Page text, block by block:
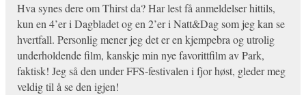
Hva synes dere om Thirst da? Har lest få anmeldelser hittils,
kun en 4’er i Dagbladet og en 2’er i Natt&Dag som jeg kan se
hvertfall. Personlig mener jeg det er en kjempebra og utrolig
underholdende film, kanskje min nye favorittfilm av Park,
faktisk! Jeg så den under FFS-festivalen i fjor høst, gleder meg
veldig til å se den igjen!